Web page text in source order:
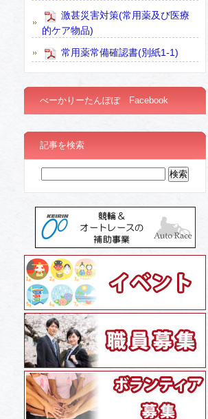
激甚災害対策(常用薬及び医療
的ケア物品)
常用薬常備確認書(別紙1-1)
べーかりーたんぽぽ Facebook
記事を検索